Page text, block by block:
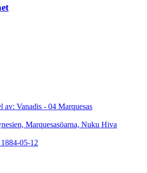
av: Vanadis - 04 Marquesas
Marquesasöarna, Nuku Hiva
05-12